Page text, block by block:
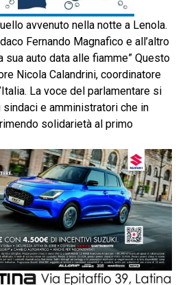
avvenuto nella notte a Lenola.
Fernando Magnafico e all’altro
auto data alle fiamme” Questo
Nicola Calandrini, coordinatore
La voce del parlamentare si
e amministratori che in
solidarietà al primo